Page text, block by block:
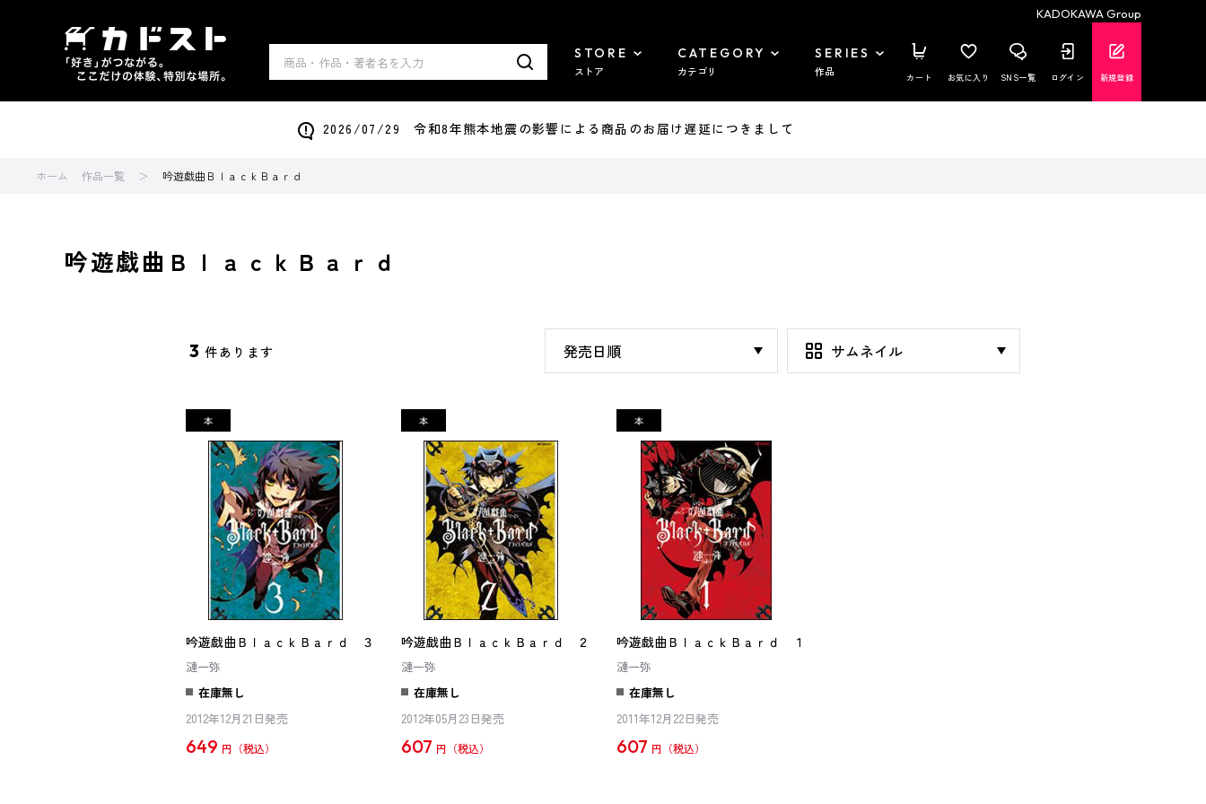
KADOKAWA Group
STORE
ストア
CATEGORY
カテゴリ
SERIES
作品 カート お気に入り SNS一覧 ログイン 新規登録
2026/07/29 令和8年熊本地震の影響による商品のお届け遅延につきまして
ホーム 作品一覧 吟遊戯曲ＢｌａｃｋＢａｒｄ
吟遊戯曲ＢｌａｃｋＢａｒｄ
3 件あります
吟遊戯曲ＢｌａｃｋＢａｒｄ ３
漣一弥
在庫無し
2012年12月21日発売
649 円
吟遊戯曲ＢｌａｃｋＢａｒｄ ２
漣一弥
在庫無し
2012年05月23日発売
607 円
吟遊戯曲ＢｌａｃｋＢａｒｄ １
漣一弥
在庫無し
2011年12月22日発売
607 円